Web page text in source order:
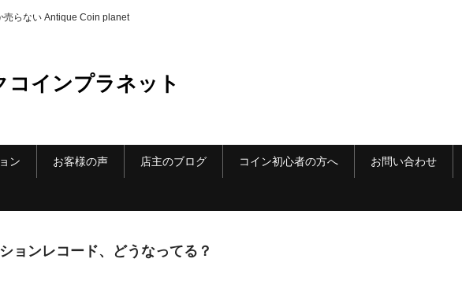
売らない Antique Coin planet
コインプラネット
ン お客様の声 店主のブログ コイン初心者の方へ お問い合わせ
ョンレコード、どうなってる？